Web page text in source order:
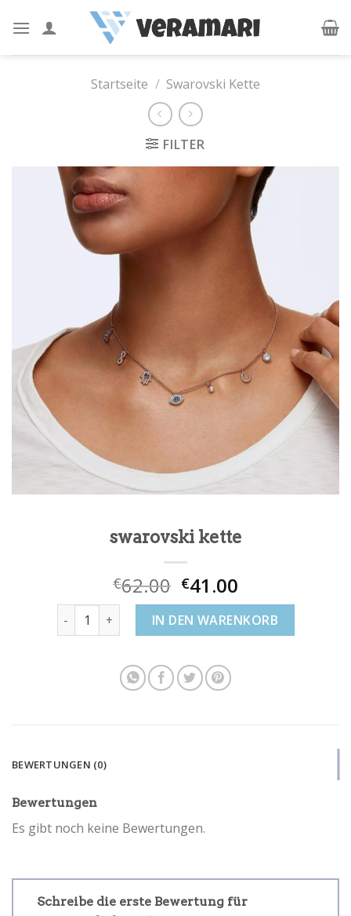
Startseite / Swarovski Kette
FILTER
swarovski kette
€62.00 €41.00
swarovski kette MengeIN DEN WARENKORB
BEWERTUNGEN (0)
Bewertungen
Es gibt noch keine Bewertungen.
Schreibe die erste Bewertung für